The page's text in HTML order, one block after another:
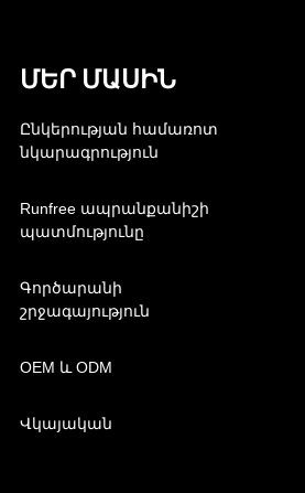
ՄԵՐ ՄԱՍԻՆ
Ընկերության համառոտ
նկարագրություն
Runfree ապրանքանիշի
պատմությունը
Գործարանի
շրջագայություն
OEM և ODM
Վկայական